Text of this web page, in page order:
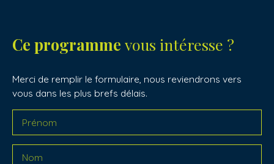
Ce programme vous intéresse ?
Merci de remplir le formulaire, nous reviendrons vers
vous dans les plus brefs délais.
Prénom
Nom